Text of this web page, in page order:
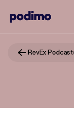
RevEx